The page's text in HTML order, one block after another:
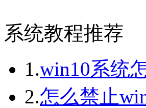
系统教程推荐
1.win10系统
2.怎么禁止